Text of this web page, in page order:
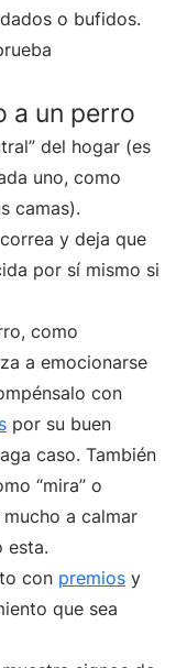
o bufidos.
a un perro
del hogar (es
uno, como
camas).
y deja que
por sí mismo si
como
a emocionarse
con
por su buen
caso. También
“mira” o
mucho a calmar
esta.
con premios y
que sea